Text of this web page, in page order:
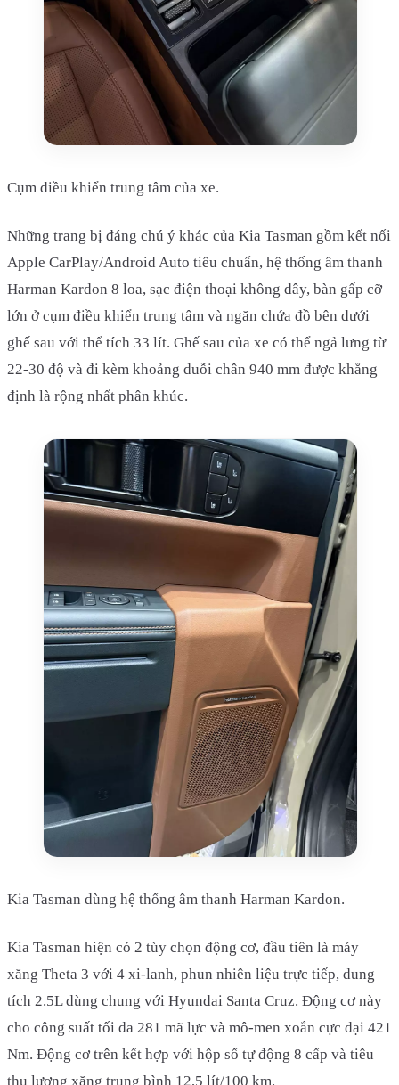
Cụm điều khiển trung tâm của xe.
Những trang bị đáng chú ý khác của Kia Tasman gồm kết nối
Apple CarPlay/Android Auto tiêu chuẩn, hệ thống âm thanh
Harman Kardon 8 loa, sạc điện thoại không dây, bàn gấp cỡ
lớn ở cụm điều khiển trung tâm và ngăn chứa đồ bên dưới
ghế sau với thể tích 33 lít. Ghế sau của xe có thể ngả lưng từ
22-30 độ và đi kèm khoảng duỗi chân 940 mm được khẳng
định là rộng nhất phân khúc.
Kia Tasman dùng hệ thống âm thanh Harman Kardon.
Kia Tasman hiện có 2 tùy chọn động cơ, đầu tiên là máy
xăng Theta 3 với 4 xi-lanh, phun nhiên liệu trực tiếp, dung
tích 2.5L dùng chung với Hyundai Santa Cruz. Động cơ này
cho công suất tối đa 281 mã lực và mô-men xoắn cực đại 421
Nm. Động cơ trên kết hợp với hộp số tự động 8 cấp và tiêu
thụ lượng xăng trung bình 12,5 lít/100 km.